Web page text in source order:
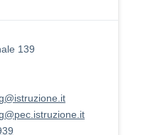
139